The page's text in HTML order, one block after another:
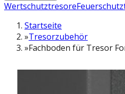
Wertschutztresore
Startseite
»Tresorzubehör
»Fachboden für Tresor